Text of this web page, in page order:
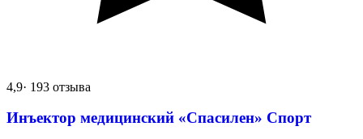
4,9· 193 отзыва
Инъектор медицинский «Спасилен» Спорт